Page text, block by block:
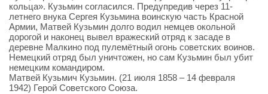
кольца». Кузьмин согласился. Предупредив через 11-
летнего внука Сергея Кузьмина воинскую часть Красной
Армии, Матвей Кузьмин долго водил немцев окольной
дорогой и наконец вывел вражеский отряд к засаде в
деревне Малкино под пулемётный огонь советских воинов.
Немецкий отряд был уничтожен, но сам Кузьмин был убит
немецким командиром.
Матвей Кузьмич Кузьмин. (21 июля 1858 – 14 февраля
1942) Герой Советского Союза.